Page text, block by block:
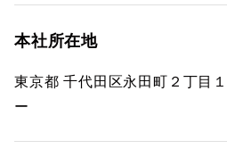
本社所在地
東京都 千代田区永田町２丁目
ー